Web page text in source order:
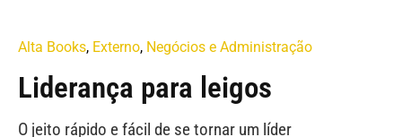
Alta Books, Externo, Negócios e Administração
Liderança para leigos
O jeito rápido e fácil de se tornar um líder